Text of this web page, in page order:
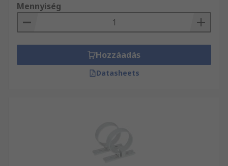
Mennyiség
Hozzáadás
Datasheets